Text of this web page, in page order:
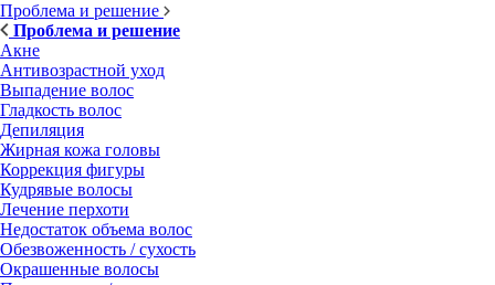
Проблема и решение
Проблема и решение
Акне
Антивозрастной уход
Выпадение волос
Гладкость волос
Депиляция
Жирная кожа головы
Коррекция фигуры
Кудрявые волосы
Лечение перхоти
Недостаток объема волос
Обезвоженность / сухость
Окрашенные волосы